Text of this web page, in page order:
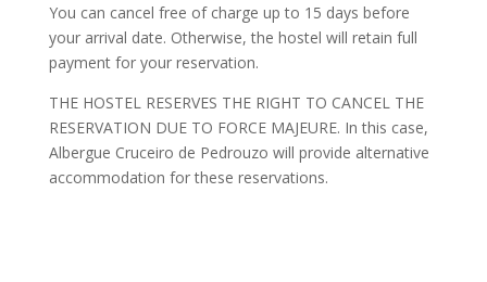
You can cancel free of charge up to 15 days before
your arrival date. Otherwise, the hostel will retain full
payment for your reservation.
THE HOSTEL RESERVES THE RIGHT TO CANCEL THE
RESERVATION DUE TO FORCE MAJEURE. In this case,
Albergue Cruceiro de Pedrouzo will provide alternative
accommodation for these reservations.